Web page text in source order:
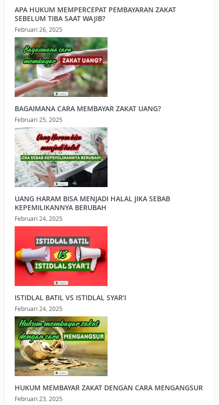
APA HUKUM MEMPERCEPAT PEMBAYARAN ZAKAT
SEBELUM TIBA SAAT WAJIB?
Februari 26, 2025
BAGAIMANA CARA MEMBAYAR ZAKAT UANG?
Februari 25, 2025
UANG HARAM BISA MENJADI HALAL JIKA SEBAB
KEPEMILIKANNYA BERUBAH
Februari 24, 2025
ISTIDLAL BATIL VS ISTIDLAL SYAR’I
Februari 24, 2025
HUKUM MEMBAYAR ZAKAT DENGAN CARA MENGANGSUR
Februari 23, 2025